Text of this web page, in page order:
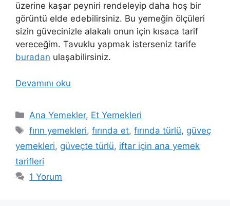
üzerine kaşar peyniri rendeleyip daha hoş bir
görüntü elde edebilirsiniz. Bu yemeğin ölçüleri
sizin güvecinizle alakalı onun için kısaca tarif
vereceğim. Tavuklu yapmak isterseniz tarife
buradan ulaşabilirsiniz.
Devamını oku
Kategoriler
Ana Yemekler, Et Yemekleri
Etiketler
fırın yemekleri,fırında et,fırında türlü, güveç
yemekleri, güveçte türlü, iftar için ana yemek
tarifleri
1 Yorum